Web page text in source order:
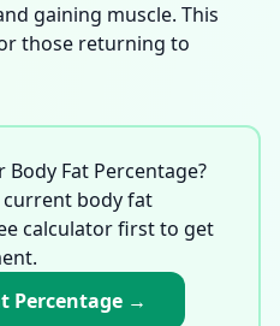
gaining muscle. This
those returning to
Body Fat Percentage?
body fat
calculator first to get
Percentage →